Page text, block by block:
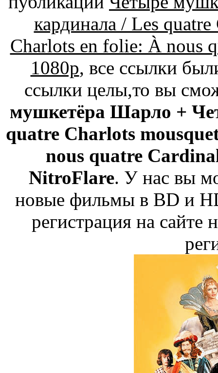
кардинала / Les
Charlots en folie: À nous
1080p, все ссылки
ссылки целы,то вы
мушкетёра Шарло +
quatre Charlots
nous quatre
NitroFlare. У нас вы
новые фильмы в BD и
регистрация на